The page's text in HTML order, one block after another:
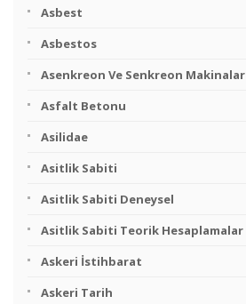
Asbest
Asbestos
Asenkreon Ve Senkreon Makinalar
Asfalt Betonu
Asilidae
Asitlik Sabiti
Asitlik Sabiti Deneysel
Asitlik Sabiti Teorik Hesaplamalar
Askeri İstihbarat
Askeri Tarih